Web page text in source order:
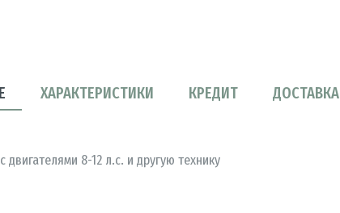
ХАРАКТЕРИСТИКИ КРЕДИТ ДОСТАВКА
8-12 л.с. и другую технику